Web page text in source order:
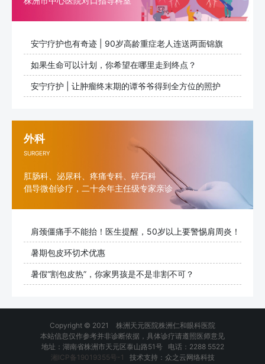
安宁疗护也有奇迹 | 90岁高龄重症老人连送两面锦旗
如果生命可以计划，你希望在哪里走到终点？
​安宁疗护 | 让肿瘤终末期的谭爷爷得到全方位的照护
外科
SURGERY
肛肠科、泌尿科、疼痛专科、碎石科
倡导微创诊疗，二十余年主任级专家亲诊
肩颈僵痛手不能抬！医生提醒，50岁以上要警惕肩周炎！
暑期包皮环切术优惠
暑假“割包皮热”，你家男孩是不是非割不可？
Copyright © 2021 株洲天元医院株洲仁和眼科医院
本站信息仅作参考并非诊断依据，具体诊疗请遵照医师意见
地址：湖南省株洲市天元区泰山路51号 电话：2288 5522
湘ICP备19019355号-1 技术支持：众之云网络科技